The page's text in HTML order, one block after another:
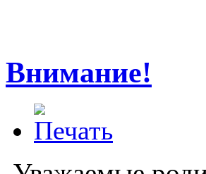
Внимание!